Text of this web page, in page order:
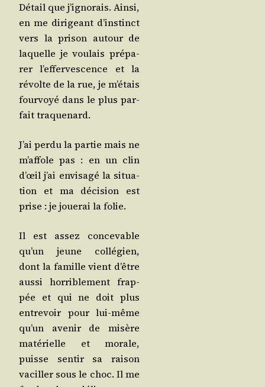
Détail que j’ignorais. Ain­si,
en me diri­geant d’ins­tinct
vers la pri­son autour de
laquelle je vou­lais pré­pa­
rer l’ef­fer­ves­cence et la
révolte de la rue, je m’étais
four­voyé dans le plus par­
fait traquenard.
J’ai per­du la par­tie mais ne
m’affole pas : en un clin
d’œil j’ai envi­sa­gé la situa­
tion et ma déci­sion est
prise : je joue­rai la folie.
Il est assez conce­vable
qu’un jeune col­lé­gien,
dont la famille vient d’être
aus­si hor­ri­ble­ment frap­
pée et qui ne doit plus
entre­voir pour lui-même
qu’un ave­nir de misère
maté­rielle et morale,
puisse sen­tir sa rai­son
vaciller sous le choc. Il me